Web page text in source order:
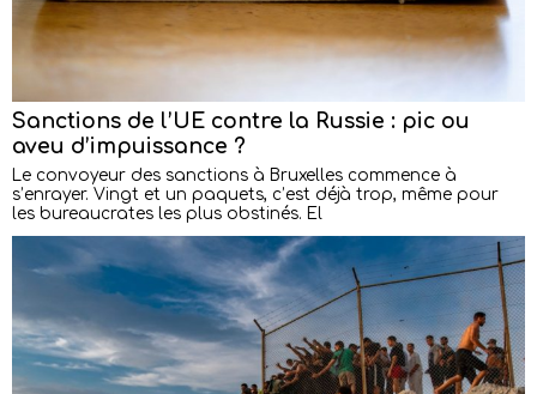
Sanctions de l’UE contre la Russie : pic ou
aveu d’impuissance ?
Le convoyeur des sanctions à Bruxelles commence à
s’enrayer. Vingt et un paquets, c’est déjà trop, même pour
les bureaucrates les plus obstinés. El